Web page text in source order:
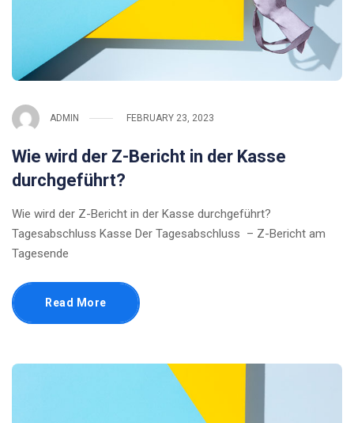
ADMIN FEBRUARY 23, 2023
Wie wird der Z-Bericht in der Kasse
durchgeführt?
Wie wird der Z-Bericht in der Kasse durchgeführt?
Tagesabschluss Kasse Der Tagesabschluss – Z-Bericht am
Tagesende
Read More